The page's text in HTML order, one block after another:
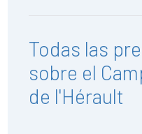
Todas las
sobre el
de l'Hérault